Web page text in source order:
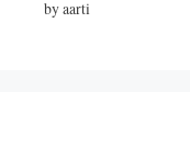
by aarti